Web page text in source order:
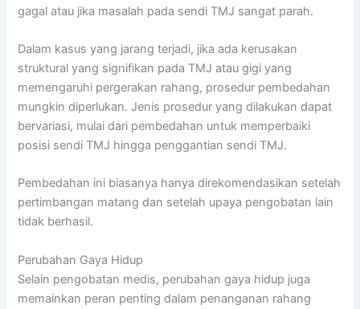
gagal atau jika masalah pada sendi TMJ sangat parah.
Dalam kasus yang jarang terjadi, jika ada kerusakan
struktural yang signifikan pada TMJ atau gigi yang
memengaruhi pergerakan rahang, prosedur pembedahan
mungkin diperlukan. Jenis prosedur yang dilakukan dapat
bervariasi, mulai dari pembedahan untuk memperbaiki
posisi sendi TMJ hingga penggantian sendi TMJ.
Pembedahan ini biasanya hanya direkomendasikan setelah
pertimbangan matang dan setelah upaya pengobatan lain
tidak berhasil.
Perubahan Gaya Hidup
Selain pengobatan medis, perubahan gaya hidup juga
memainkan peran penting dalam penanganan rahang